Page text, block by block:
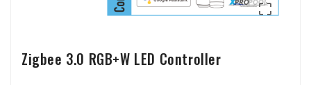

Zigbee 3.0 RGB+W LED Controller